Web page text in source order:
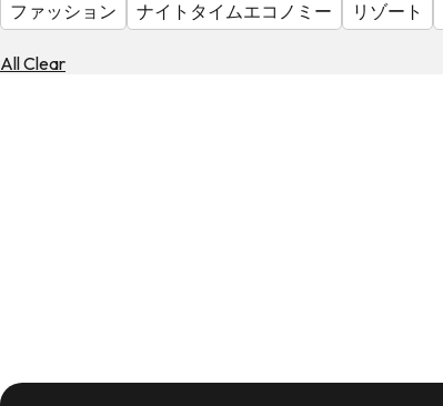
べ
天
ファッション
ナイトタイムエコノミー リゾート
All Clear